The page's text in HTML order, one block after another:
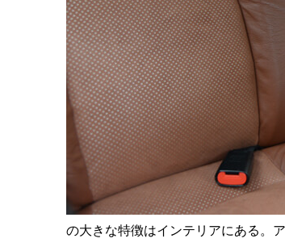
の大きな特徴はインテリアにある。